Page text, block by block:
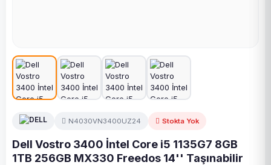
N4030VN3400UZ24 Stokta Yok
Dell Vostro 3400 İntel Core i5 1135G7 8GB
1TB 256GB MX330 Freedos 14'' Taşınabilir